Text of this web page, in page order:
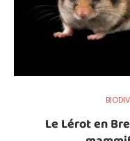
Le Lérot en